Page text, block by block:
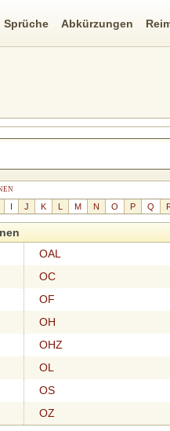
I J K L M N O P Q
OAL
OC
OF
OH
OHZ
OL
OS
OZ
Sprüche Abkürzungen